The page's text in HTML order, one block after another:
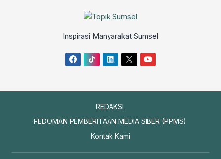
Inspirasi Manyarakat Sumsel
REDAKSI
PEDOMAN PEMBERITAAN MEDIA SIBER (PPMS)
Kontak Kami